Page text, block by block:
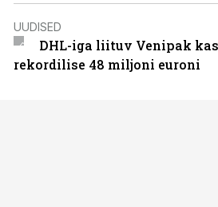
UUDISED
DHL-iga liituv Venipak
rekordilise 48 miljoni euroni